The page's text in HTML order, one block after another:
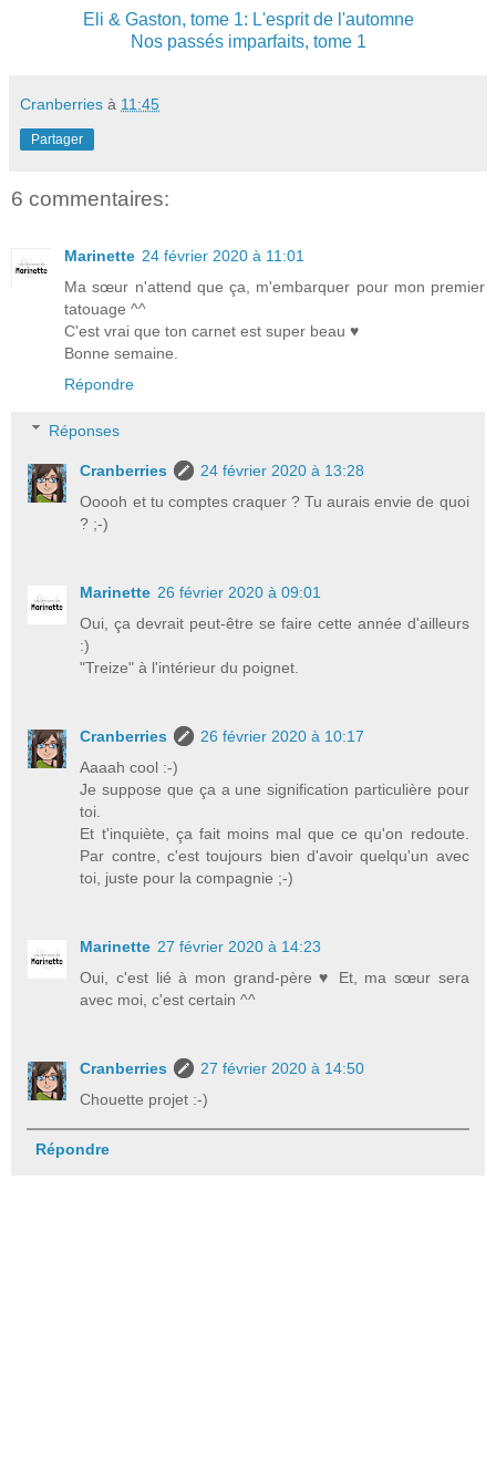
Eli & Gaston, tome 1: L'esprit de l'automne
Nos passés imparfaits, tome 1
Cranberries à 11:45
Partager
6 commentaires:
Marinette 24 février 2020 à 11:01
Ma sœur n'attend que ça, m'embarquer pour mon premier
tatouage ^^
C'est vrai que ton carnet est super beau ♥
Bonne semaine.
Répondre
Réponses
Cranberries
24 février 2020 à 13:28
Ooooh et tu comptes craquer ? Tu aurais envie de quoi
? ;-)
Marinette 26 février 2020 à 09:01
Oui, ça devrait peut-être se faire cette année d'ailleurs
:)
"Treize" à l'intérieur du poignet.
Cranberries
26 février 2020 à 10:17
Aaaah cool :-)
Je suppose que ça a une signification particulière pour
toi.
Et t'inquiète, ça fait moins mal que ce qu'on redoute.
Par contre, c'est toujours bien d'avoir quelqu'un avec
toi, juste pour la compagnie ;-)
Marinette 27 février 2020 à 14:23
Oui, c'est lié à mon grand-père ♥ Et, ma sœur sera
avec moi, c'est certain ^^
Cranberries
27 février 2020 à 14:50
Chouette projet :-)
Répondre